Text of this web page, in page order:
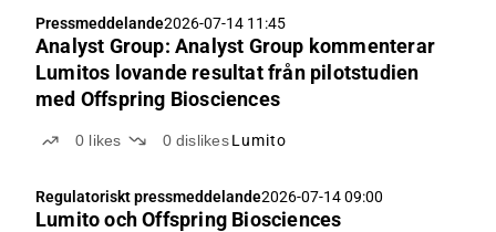
Pressmeddelande2026-07-14 11:45
Analyst Group: Analyst Group kommenterar
Lumitos lovande resultat från pilotstudien
med Offspring Biosciences
0 likes 0 dislikes Lumito
Regulatoriskt pressmeddelande2026-07-14 09:00
Lumito och Offspring Biosciences